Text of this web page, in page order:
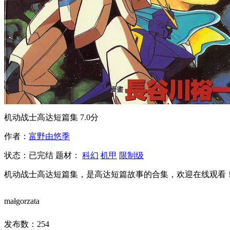
机动战士高达短篇集 7.0分
作者： 富野由悠季
状态： 已完结 题材： 科幻 机甲 限制级
机动战士高达短篇集，是高达短篇故事的合集，欢迎在线观看
małgorzata
发布数： 254